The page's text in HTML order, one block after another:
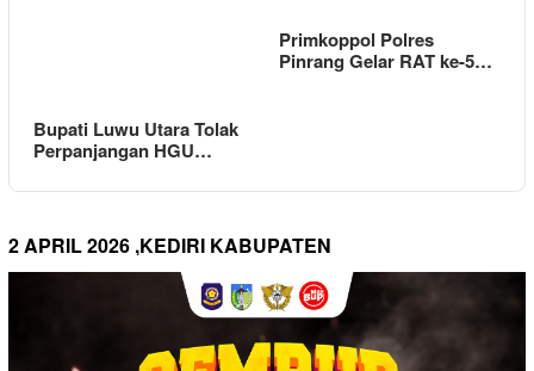
Bupati Luwu Utara Tolak
Perpanjangan HGU…
Primkoppol Polres
Pinrang Gelar RAT ke-5…
2 APRIL 2026 ,KEDIRI KABUPATEN